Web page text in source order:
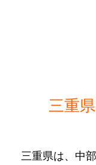
三重
三重県は、中